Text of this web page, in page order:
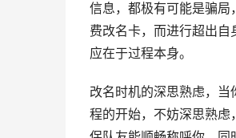
信息，都极有可能是骗
费改名卡，而进行超出
应在于过程本身。
改名时机的深思熟虑，
程的开始，不妨深思熟虑